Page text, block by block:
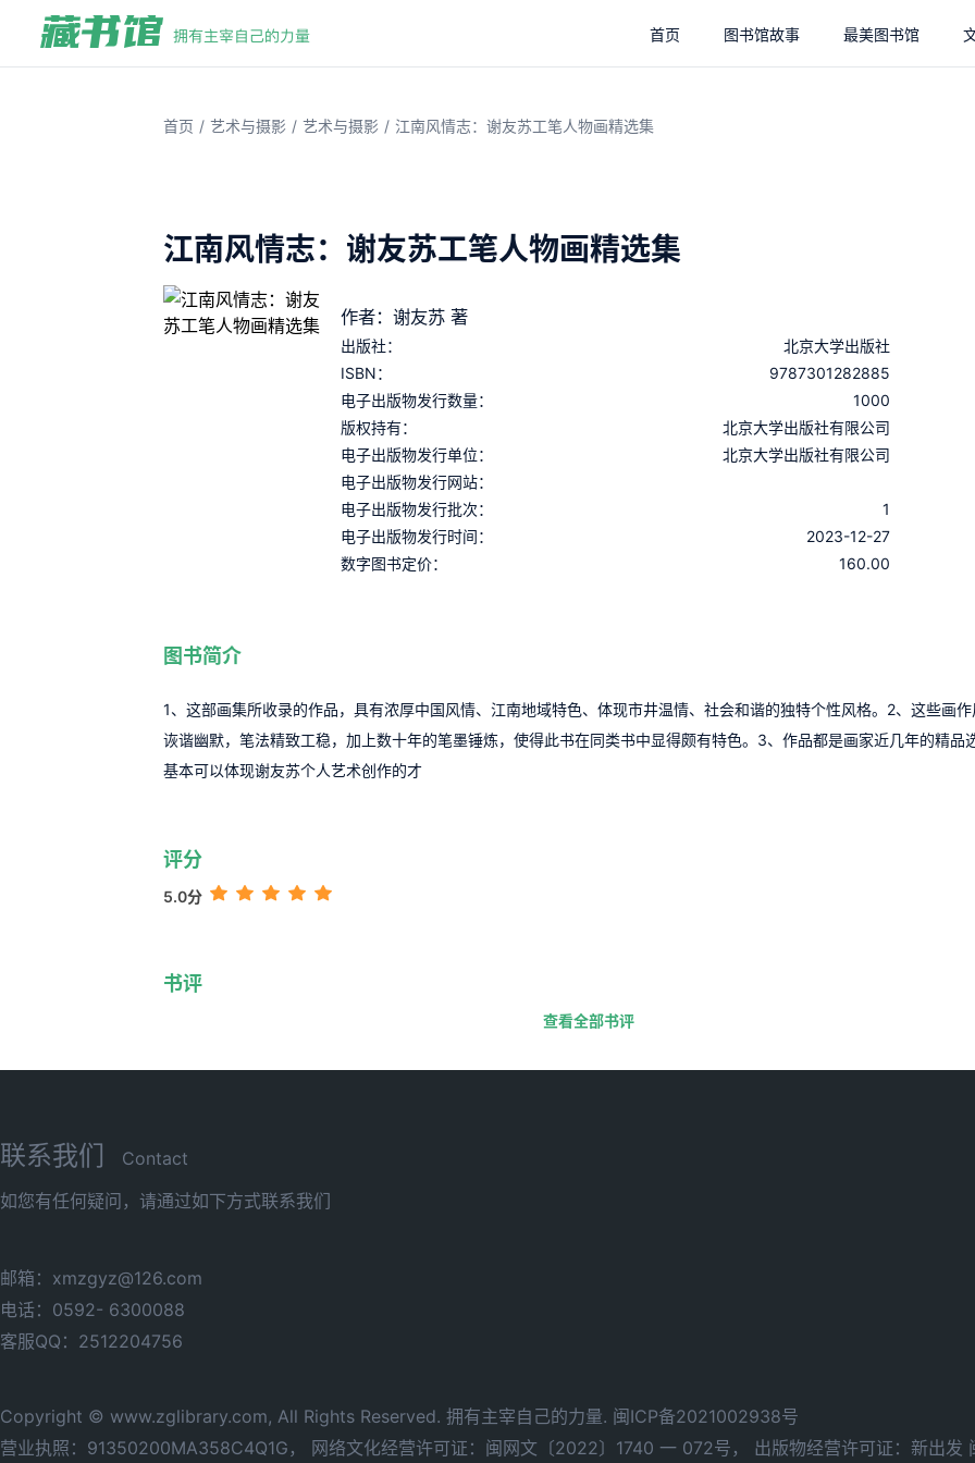
首页 图书馆故事 最美图书馆
首页 / 艺术与摄影 / 艺术与摄影 / 江南风情志：谢友苏工笔人物画精选集
江南风情志：谢友苏工笔人物画精选集
作者：谢友苏 著
出版社：
北京大学出版社
ISBN：
9787301282885
电子出版物发行数量：
1000
版权持有：
北京大学出版社有限公司
电子出版物发行单位：
北京大学出版社有限公司
电子出版物发行网站：
电子出版物发行批次：
1
电子出版物发行时间：
2023-12-27
数字图书定价：
160.00
图书简介
1、这部画集所收录的作品，具有浓厚中国风情、江南地域特色、体现市井温情、社会和谐的独特个性风格。2、这些画
诙谐幽默，笔法精致工稳，加上数十年的笔墨锤炼，使得此书在同类书中显得颇有特色。3、作品都是画家近几年的精品选
基本可以体现谢友苏个人艺术创作的才
评分
5.0分
书评
查看全部书评
联系我们
Contact
如您有任何疑问，请通过如下方式联系我们
邮箱：xmzgyz@126.com
电话：0592- 6300088
客服QQ：2512204756
Copyright © www.zglibrary.com, All Rights Reserved. 拥有主宰自己的力量. 闽ICP备2021002938号
营业执照：91350200MA358C4Q1G，
网络文化经营许可证：闽网文〔2022〕1740 一 072号，
出版物经营许可证：新出发